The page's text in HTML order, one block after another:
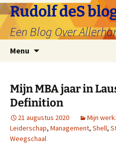
Ga
naar
de
inhoud
Rudolf deS
Een Blog Over
Menu
Mijn MBA jaar in
Definition
21 augustus 2020 Mijn
Leiderschap, Management, Shell,
Weegschaal